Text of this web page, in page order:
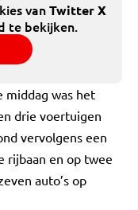
vanTwitter X
te bekijken.
middag was het
drie voertuigen
vervolgens een
rijbaan en op twee
auto’s op